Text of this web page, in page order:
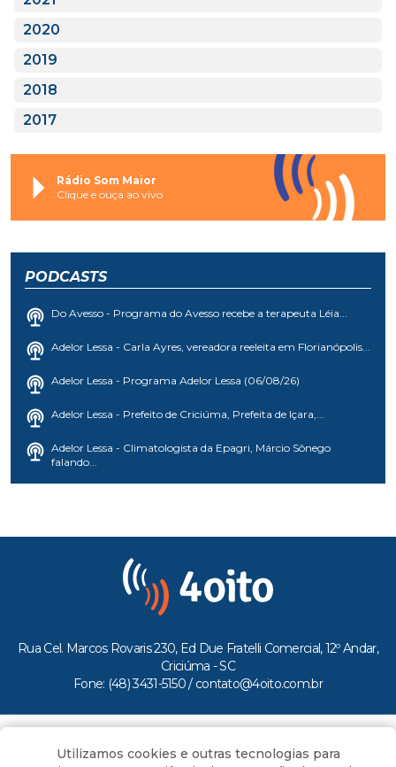
2020
2019
2018
2017
Rádio Som Maior
Clique e ouça ao vivo
PODCASTS
Do Avesso - Programa do Avesso recebe a terapeuta Léia...
Adelor Lessa - Carla Ayres, vereadora reeleita em Florianópolis...
Adelor Lessa - Programa Adelor Lessa (06/08/26)
Adelor Lessa - Prefeito de Criciúma, Prefeita de Içara,...
Adelor Lessa - Climatologista da Epagri, Márcio Sônego
falando...
Rua Cel. Marcos Rovaris 230, Ed Due Fratelli Comercial, 12º Andar,
Criciúma - SC
Fone: (48) 3431-5150 / contato@4oito.com.br
Todos os direitos reservados ao Portal 4oito
Utilizamos cookies e outras tecnologias para